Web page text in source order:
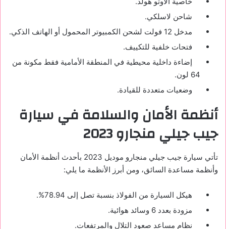
شاحن لاسلكي.
مدخل 12 فولت لشحن الكمبيوتر المحمول أو الهاتف الذكي.
فتحات خلفية للتكييف.
إضاءة داخلية محيطية في المنطقة الأمامية فقط مكونة من
64 لون.
وضعيات متعددة للقيادة.
أنظمة الأمان والسلامة في سيارة
جيب جيلي منجارو 2023
تأتي سيارة جيب جيلي منجارو موديل 2023 بأحدث أنظمة الأمان
وأنظمة مساعدة السائق، ومن أبرز الأنظمة ما يلي:
هيكل السيارة من الفولاذ بنسبة تصل إلى 78.94%.
مزودة بعدد 6 وسائد هوائية.
نظام مساعد صعود التلال والمرتفعات.